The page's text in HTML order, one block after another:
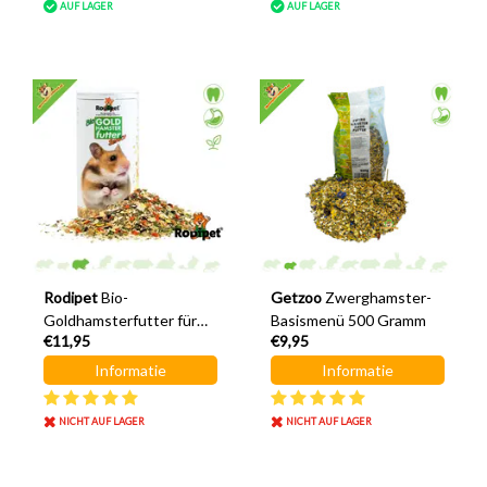
AUF LAGER AUF LAGER
Rodipet Bio-
Goldhamsterfutter für
Senioren, 500 Gramm
€11,95
Informatie
NICHT AUF LAGER
Getzoo Zwerghamster-
Basismenü 500 Gramm
€9,95
Informatie
NICHT AUF LAGER